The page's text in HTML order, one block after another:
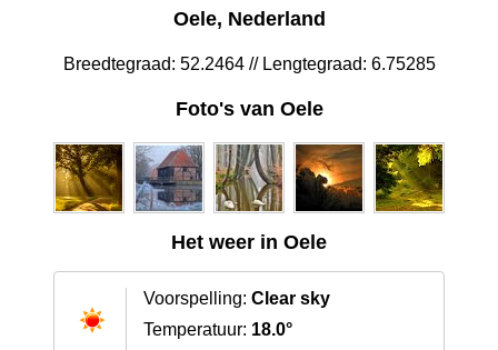
Oele, Nederland
Breedtegraad: 52.2464 // Lengtegraad: 6.75285
Foto's van Oele
Het weer in Oele
Voorspelling: Clear sky
Temperatuur: 18.0°